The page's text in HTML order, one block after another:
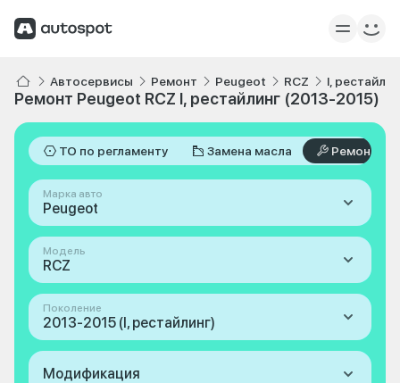
Автосервисы Ремонт Peugeot RCZ I,
Ремонт Peugeot RCZ I, рестайлинг (2013-2015)
ТО по регламенту Замена масла Ремонт
Марка авто
Peugeot
Модель
RCZ
Поколение
2013-2015 (I, рестайлинг)
Модификация